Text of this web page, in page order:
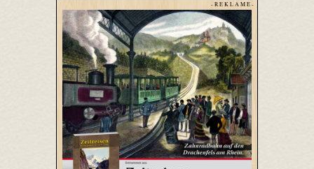
- R E K L A M E -